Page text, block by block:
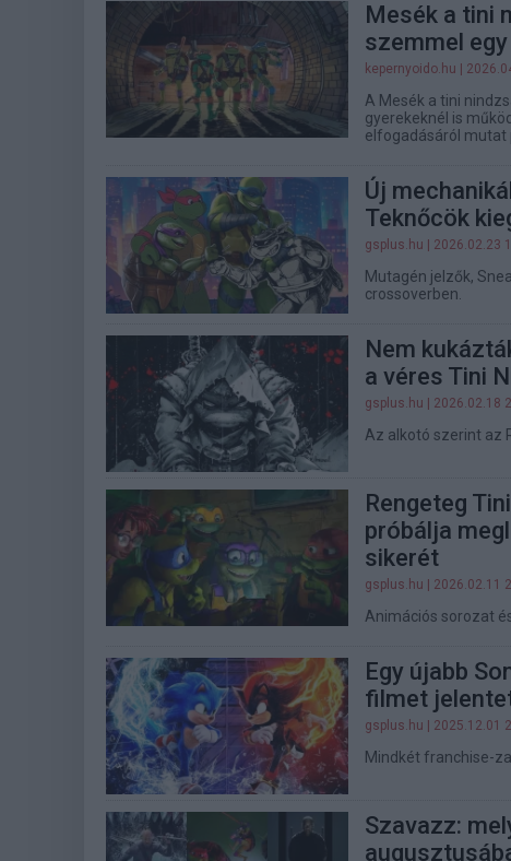
Mesék a tini
szemmel
kepernyoido.hu |
A Mesék a tini
gyerekeknél is
elfogadásáról mutat
Új
Teknőcök
gsplus.hu | 2026.02.23
Mutagén jelzők,
crossoverben.
Nem
a véres Tini
gsplus.hu | 2026.02.18
Az alkotó szerint az
Rengeteg
próbálja
sikerét
gsplus.hu | 2026.02.11
Animációs sorozat
Egy újabb
filmet
gsplus.hu | 2025.12.01
Mindkét franchise-
Szavazz: